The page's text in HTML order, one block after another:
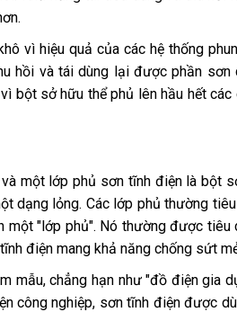
vì hiệu quả của các hệ thống
hồi và tái dùng lại được phần
bột sở hữu thể phủ lên hầu hết
một lớp phủ sơn tĩnh điện là bột
dạng lỏng. Các lớp phủ thường
một "lớp phủ". Nó thường được
điện mang khả năng chống sứt
mẫu, chẳng hạn như "đồ điện gia
công nghiệp, sơn tĩnh điện được